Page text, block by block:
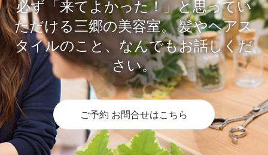
必ず「来てよかった！」と思ってい
ただける三郷の美容室。髪やヘアス
タイルのこと、なんでもお話しくだ
さい。
ご予約 お問合せはこちら